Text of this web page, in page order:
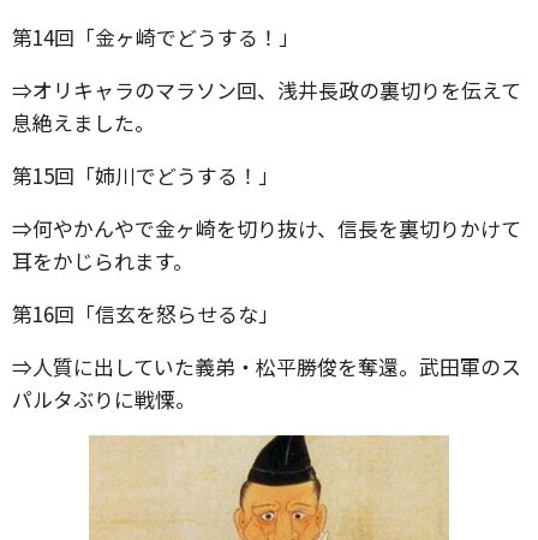
第14回「金ヶ崎でどうする！」
⇒オリキャラのマラソン回、浅井長政の裏切りを伝えて
息絶えました。
第15回「姉川でどうする！」
⇒何やかんやで金ヶ崎を切り抜け、信長を裏切りかけて
耳をかじられます。
第16回「信玄を怒らせるな」
⇒人質に出していた義弟・松平勝俊を奪還。武田軍のス
パルタぶりに戦慄。